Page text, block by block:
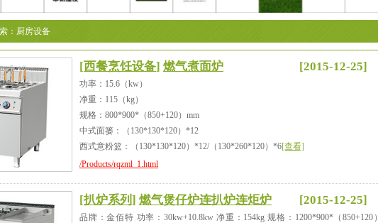
：厨房设备
[西餐烹饪设备] 燃气煮面炉 [2015-12-25]
功率：15.6（kw）
净重：115（kg）
规格：800*900*（850+120）mm
中式面篓：（130*130*120）*12
西式意粉篮：（130*130*120）*12/（130*260*120）*6[查看]
/Products/rqzml_1.html
[扒炉系列 ] 燃气煲仔炉连扒炉连炬炉 [2015-12-25]
品牌：金佰特 功率：30kw+10.8kw 净重：154kg 规格：1200*900*（850+120）